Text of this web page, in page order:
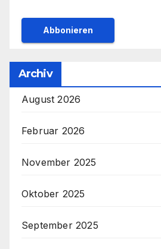
Archiv
August 2026
Februar 2026
November 2025
Oktober 2025
September 2025